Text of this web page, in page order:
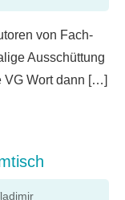
von Fach-
Ausschüttung
VG Wort dann […]